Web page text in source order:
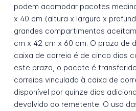
podem acomodar pacotes
x 40 cm (altura x largura x
grandes compartimentos
cm x 42 cm x 60 cm. O prazo de
caixa de correio é de cinco dias
este prazo, o pacote é
correios vinculada à caixa de
disponível por quinze dias
devolvido ao remetente. O uso